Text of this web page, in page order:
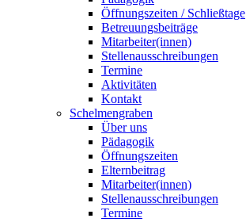
Öffnungszeiten / Schließtage
Betreuungsbeiträge
Mitarbeiter(innen)
Stellenausschreibungen
Termine
Aktivitäten
Kontakt
Schelmengraben
Über uns
Pädagogik
Öffnungszeiten
Elternbeitrag
Mitarbeiter(innen)
Stellenausschreibungen
Termine